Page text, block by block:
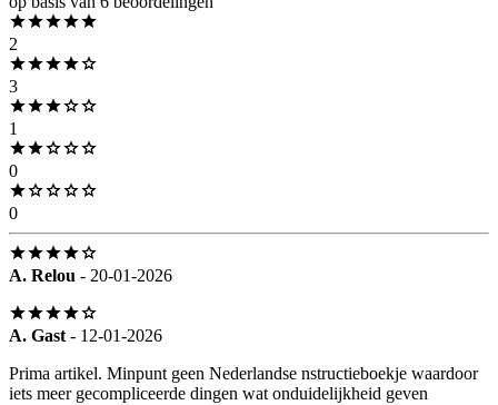
2
3
1
0
0
A. Relou - 20-01-2026
A. Gast - 12-01-2026
Prima artikel. Minpunt geen Nederlandse nstructieboekje waardoor
iets meer gecompliceerde dingen wat onduidelijkheid geven